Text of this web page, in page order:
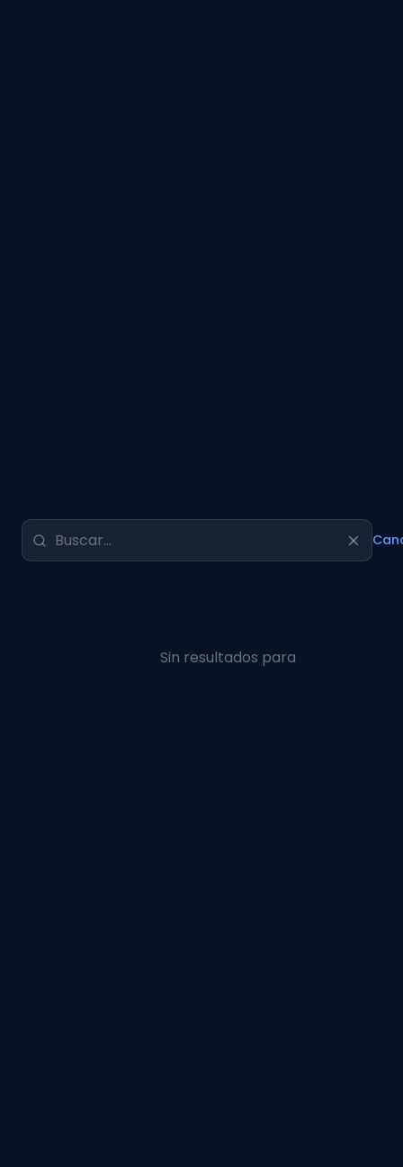
Sin resultados para